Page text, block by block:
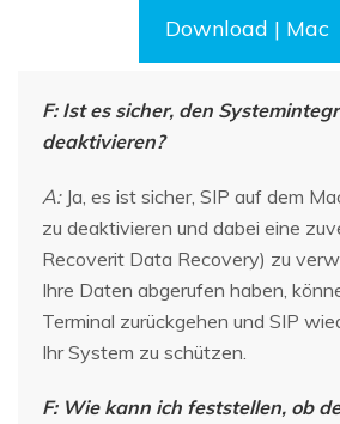
Download | Mac
F: Ist es sicher, den
deaktivieren?
A:Ja, es ist sicher, SIP auf dem
zu deaktivieren und dabei eine
Recoverit Data Recovery) zu
Ihre Daten abgerufen haben,
Terminal zurückgehen und SIP
Ihr System zu schützen.
F: Wie kann ich feststellen, ob